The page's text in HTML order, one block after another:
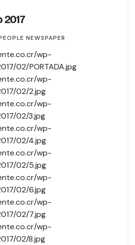
NEWSPAPER
wp-
02/PORTADA.jpg
wp-
02/2.jpg
wp-
02/3.jpg
wp-
02/4.jpg
wp-
02/5.jpg
wp-
02/6.jpg
wp-
02/7.jpg
wp-
02/8.jpg